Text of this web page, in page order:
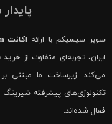
سوپر سیسیکم با ارائه اکانت CCcam پایدار
ایران، تجربه‌ای متفاوت از
می‌کند. زیرساخت ما مبتنی بر
تکنولوژی‌های پیشرفته
فعال شده‌اند.